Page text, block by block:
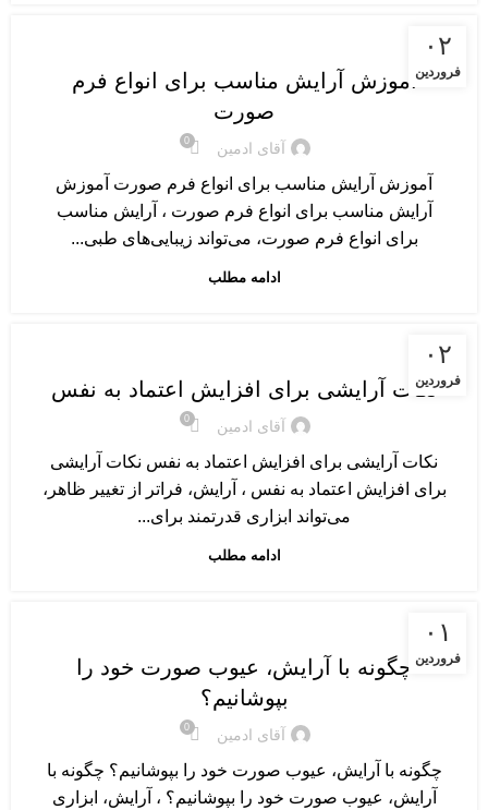
۰۲
فروردینآموزش آرایش مناسب برای انواع فرم
صورت
آقای ادمین 0
آموزش آرایش مناسب برای انواع فرم صورت آموزش
آرایش مناسب برای انواع فرم صورت ، آرایش مناسب
برای انواع فرم صورت، می‌تواند زیبایی‌های طبی...
ادامه مطلب
۰۲
فروردیننکات آرایشی برای افزایش اعتماد به نفس
آقای ادمین 0
نکات آرایشی برای افزایش اعتماد به نفس نکات آرایشی
برای افزایش اعتماد به نفس ، آرایش، فراتر از تغییر ظاهر،
می‌تواند ابزاری قدرتمند برای...
ادامه مطلب
۰۱
فروردین چگونه با آرایش، عیوب صورت خود را
بپوشانیم؟
آقای ادمین 0
چگونه با آرایش، عیوب صورت خود را بپوشانیم؟ چگونه با
آرایش، عیوب صورت خود را بپوشانیم؟ ، آرایش، ابزاری